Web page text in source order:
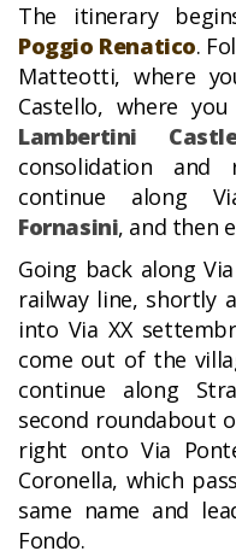
The itinerary
Poggio Renatico.
Matteotti, where
Castello, where
Lambertini
consolidation and
continue along
Fornasini, and then
Going back along
railway line, shortly
into Via XX
come out of the
continue along
second roundabout
right onto Via
Coronella, which
same name and
Fondo.